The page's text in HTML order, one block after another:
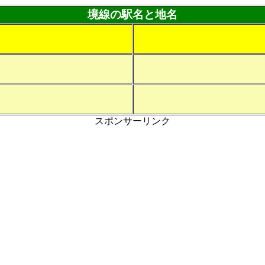
境線の駅名と地名
スポンサーリンク